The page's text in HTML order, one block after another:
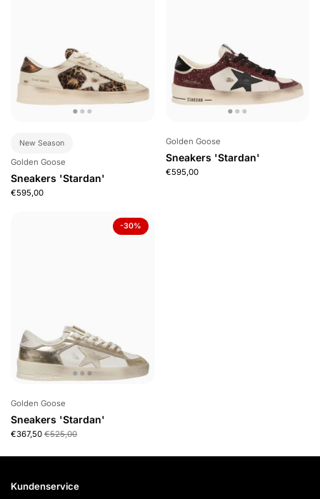
New Season
Golden Goose
Sneakers 'Stardan'
€595,00
Golden Goose
Sneakers 'Stardan'
€595,00
Golden Goose
Sneakers 'Stardan'
€367,50 €525,00
-30%
Kundenservice